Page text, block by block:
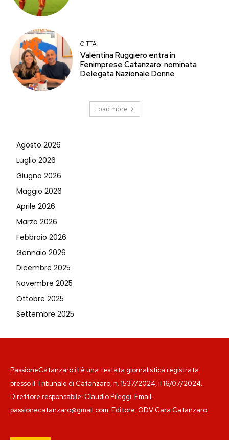
CITTA'
Valentina Ruggiero entra in
Fenimprese Catanzaro: nominata
Delegata Nazionale Donne
Load more
Agosto 2026
Luglio 2026
Giugno 2026
Maggio 2026
Aprile 2026
Marzo 2026
Febbraio 2026
Gennaio 2026
Dicembre 2025
Novembre 2025
Ottobre 2025
Settembre 2025
PassioneCatanzaro.it è una testata giornalistica registrata
presso il Tribunale di Catanzaro, n. 1537/2024, il 16/07/2024.
Direttore responsabile: Claudio Pileggi. Email:
passionecatanzaro@gmail.com. Editore: ODV Cara Catanzaro.